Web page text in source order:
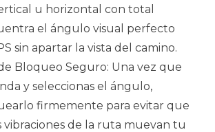
u horizontal con total
el ángulo visual perfecto
sin apartar la vista del camino.
Bloqueo Seguro: Una vez que
y seleccionas el ángulo,
firmemente para evitar que
vibraciones de la ruta muevan tu